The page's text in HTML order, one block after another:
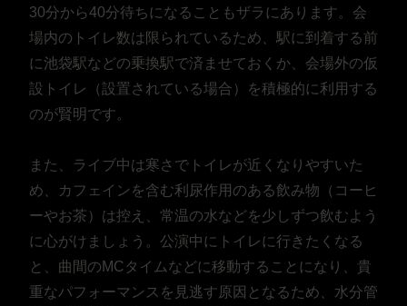
30分から40分待ちになることもザラにあります。会
場内のトイレ数は限られているため、駅に到着する前
に池袋駅などの乗換駅で済ませておくか、会場外の仮
設トイレ（設置されている場合）を積極的に利用する
のが賢明です。
また、ライブ中は寒さでトイレが近くなりやすいた
め、カフェインを含む利尿作用のある飲み物（コーヒ
ーやお茶）は控え、常温の水などを少しずつ飲むよう
に心がけましょう。公演中にトイレに行きたくなる
と、曲間のMCタイムなどに移動することになり、貴
重なパフォーマンスを見逃す原因となるため、水分管